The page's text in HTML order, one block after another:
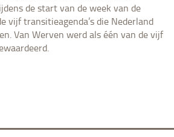
de start van de week van de
vijf transitieagenda’s die Nederland
Van Werven werd als één van de vijf